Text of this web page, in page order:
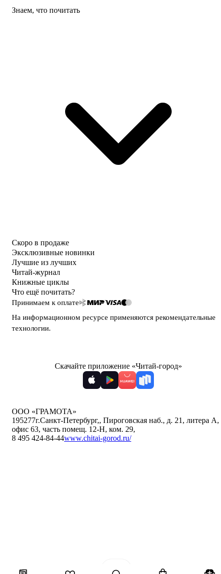
Знаем, что почитать
Скоро в продаже
Эксклюзивные новинки
Лучшие из лучших
Читай-журнал
Книжные циклы
Что ещё почитать?
Принимаем к оплате
На информационном ресурсе применяются рекомендательные
технологии.
Скачайте приложение «Читай-город»
ООО «ГРАМОТА»
195277г.Санкт-Петербург,, Пироговская наб., д. 21, литера А,
офис 63, часть помещ. 12-Н, ком. 29,
8 495 424-84-44www.chitai-gorod.ru/